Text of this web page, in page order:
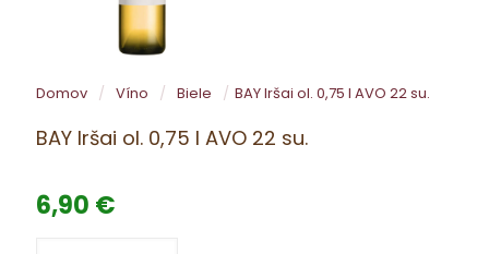
Domov / Víno / Biele / BAY Iršai ol. 0,75 l AVO 22 su.
BAY Iršai ol. 0,75 l AVO 22 su.
6,90 €